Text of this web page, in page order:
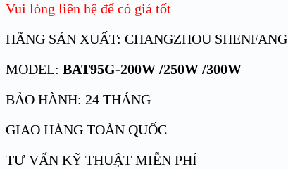
Vui lòng liên hệ để có giá tốt
HÃNG SẢN XUẤT: CHANGZHOU SHENFANG
MODEL: BAT95G-200W /250W /300W
BẢO HÀNH: 24 THÁNG
GIAO HÀNG TOÀN QUỐC
TƯ VẤN KỸ THUẬT MIỄN PHÍ